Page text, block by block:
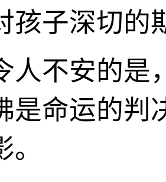
孩子深切的
人不安的是
是命运的判